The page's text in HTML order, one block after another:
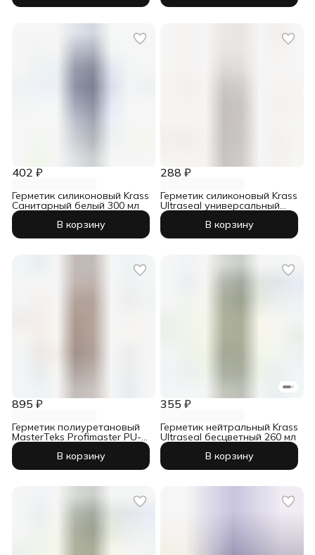
402 ₽
Герметик силиконовый Krass
Санитарный белый 300 мл
В корзину
288 ₽
Герметик силиконовый Krass
Ultraseal универсальный
бесцветный 260 мл
В корзину
895 ₽
Герметик полиуретановый
MasterTeks Profimaster PU-
40 серый 600 мл
В корзину
355 ₽
Герметик нейтральный Krass
Ultraseal бесцветный 260 мл
В корзину